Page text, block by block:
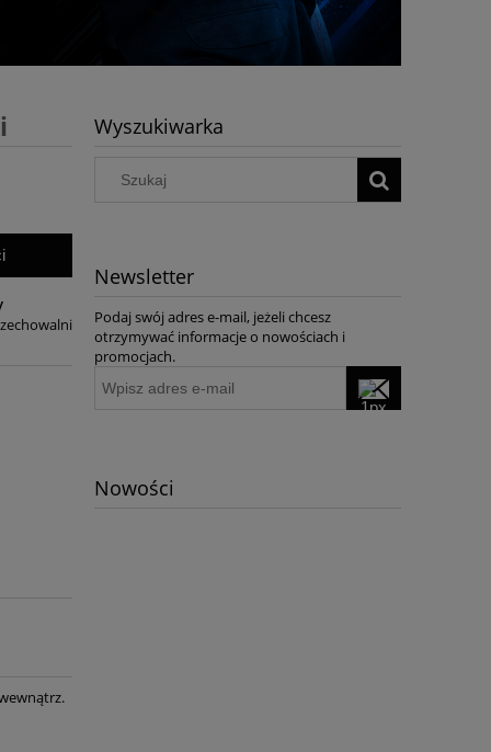
Wyszukiwarka
Newsletter
Podaj swój adres e-mail, jeżeli chcesz
otrzymywać informacje o nowościach i
promocjach.
Nowości